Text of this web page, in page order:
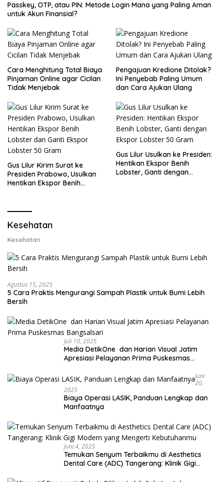
Passkey, OTP, atau PIN: Metode Login Mana yang Paling Aman
untuk Akun Finansial?
Cara Menghitung Total Biaya
Pinjaman Online agar Cicilan
Tidak Menjebak
Pengajuan Kredione Ditolak?
Ini Penyebab Paling Umum
dan Cara Ajukan Ulang
Gus Lilur Kirim Surat ke
Presiden Prabowo, Usulkan
Hentikan Ekspor Benih
Gus Lilur Usulkan ke Presiden:
Hentikan Ekspor Benih
Lobster, Ganti dengan
Kesehatan
Kesehatan
Agustus 15, 2025
5 Cara Praktis Mengurangi Sampah Plastik untuk Bumi Lebih
Bersih
Juli 10, 2025
Media DetikOne dan Harian Visual Jatim
Apresiasi Pelayanan Prima Puskesmas
Juni
20,
2025
Biaya Operasi LASIK, Panduan Lengkap dan
Manfaatnya
Juni 4, 2025
Temukan Senyum Terbaikmu di Aesthetics
Dental Care (ADC) Tangerang: Klinik Gigi